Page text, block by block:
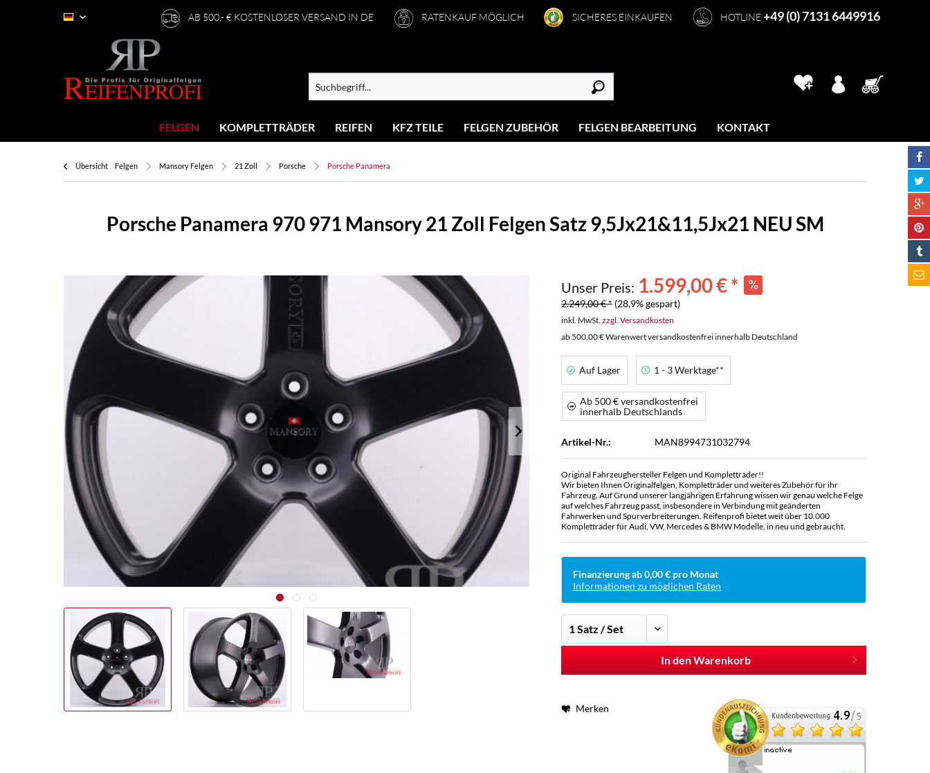
AB 500,- € KOSTENLOSER VERSAND IN DE RATENKAUF MÖGLICH SICHERES EINKAUFEN HOTLINE+49 (0) 7131 6449916
Deutsch
FELGEN KOMPLETTRÄDER REIFEN KFZ TEILE FELGEN ZUBEHÖR FELGEN BEARBEITUNG KONTAKT
Übersicht Felgen Mansory Felgen 21 Zoll Porsche Porsche Panamera
Porsche Panamera 970 971 Mansory 21 Zoll Felgen Satz 9,5Jx21&11,5Jx21 NEU SM
Unser Preis: 1.599,00 € *
2.249,00 € * (28,9% gespart)
inkl. MwSt.zzgl. Versandkosten
ab 500,00 € Warenwert versandkostenfrei innerhalb Deutschland
Auf Lager 1 - 3 Werktage**
Ab 500 € versandkostenfrei
innerhalb Deutschlands
Artikel-Nr.: MAN8994731032794
Original Fahrzeughersteller Felgen und Kompletträder!!
Wir bieten Ihnen Originalfelgen, Kompletträder und weiteres Zubehör für ihr
Fahrzeug. Auf Grund unserer langjährigen Erfahrung wissen wir genau welche Felge
auf welches Fahrzeug passt, insbesondere in Verbindung mit geänderten
Fahrwerken und Spurverbreiterungen. Reifenprofi bietet weit über 10.000
Kompletträder für Audi, VW, Mercedes & BMW Modelle, in neu und gebraucht.
Finanzierung ab 0,00 € pro Monat
Informationen zu möglichen Raten
In den Warenkorb
Merken